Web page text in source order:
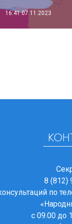
16:41 07.11.2023
8 (812)
по
с 09.00 до